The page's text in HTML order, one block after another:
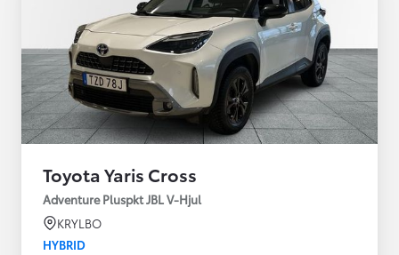
Toyota Yaris Cross
Adventure Pluspkt JBL V-Hjul
KRYLBO
HYBRID